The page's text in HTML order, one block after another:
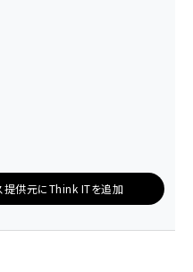
提供元にThink ITを追加